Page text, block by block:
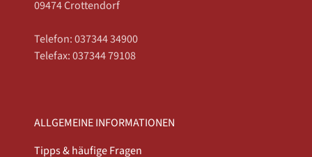
09474 Crottendorf
Telefon: 037344 34900
Telefax: 037344 79108
ALLGEMEINE INFORMATIONEN
Tipps & häufige Fragen